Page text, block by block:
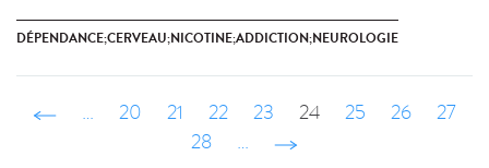
DÉPENDANCE;CERVEAU;NICOTINE;ADDICTION;NEUROLOGIE
‹ précédent
… 20 21 22 23 24 25 26
27
28
… suivant ›